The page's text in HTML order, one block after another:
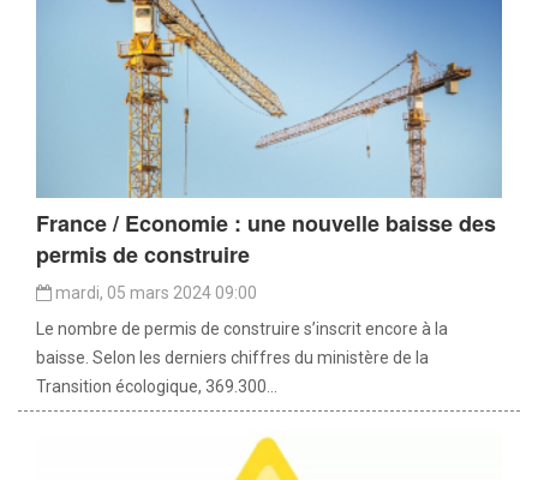
France / Economie : une nouvelle baisse des
permis de construire
mardi, 05 mars 2024 09:00
Le nombre de permis de construire s’inscrit encore à la
baisse. Selon les derniers chiffres du ministère de la
Transition écologique, 369.300...